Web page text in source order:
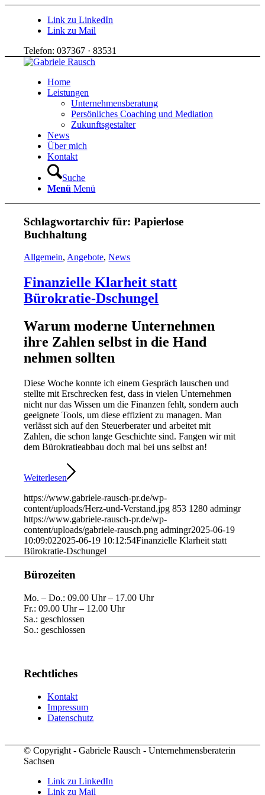
Link zu LinkedIn
Link zu Mail
Telefon: 037367 · 83531
Home
Leistungen
Unternehmensberatung
Persönliches Coaching und Mediation
Zukunftsgestalter
News
Über mich
Kontakt
Suche
Menü Menü
Schlagwortarchiv für:Papierlose
Buchhaltung
Allgemein,Angebote,News
Finanzielle Klarheit statt
Bürokratie-Dschungel
Warum moderne Unternehmen
ihre Zahlen selbst in die Hand
nehmen sollten
Diese Woche konnte ich einem Gespräch lauschen und
stellte mit Erschrecken fest, dass in vielen Unternehmen
nicht nur das Wissen um die Finanzen fehlt, sondern auch
geeignete Tools, um diese effizient zu managen. Man
verlässt sich auf den Steuerberater und arbeitet mit
Zahlen, die schon lange Geschichte sind. Fangen wir mit
dem Bürokratieabbau doch mal bei uns selbst an!
Weiterlesen
https://www.gabriele-rausch-pr.de/wp-
content/uploads/Herz-und-Verstand.jpg 853 1280 admingr
https://www.gabriele-rausch-pr.de/wp-
content/uploads/gabriele-rausch.png admingr2025-06-19
10:09:022025-06-19 10:12:54Finanzielle Klarheit statt
Bürokratie-Dschungel
Bürozeiten
Mo. – Do.: 09.00 Uhr – 17.00 Uhr
Fr.: 09.00 Uhr – 12.00 Uhr
Sa.: geschlossen
So.: geschlossen
Rechtliches
Kontakt
Impressum
Datenschutz
© Copyright - Gabriele Rausch - Unternehmensberaterin
Sachsen
Link zu LinkedIn
Link zu Mail